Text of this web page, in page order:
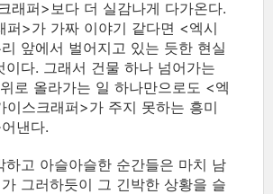
래퍼>보다 더 실감나게 다가온다.
퍼>가 가짜 이야기 같다면 <엑시
앞에서 벌어지고 있는 듯한 현실
이다. 그래서 건물 하나 넘어가는
로 올라가는 일 하나만으로도 <엑
이스크래퍼>가 주지 못하는 흥미
낸다.
하고 아슬아슬한 순간들은 마치 남
그러하듯이 그 긴박한 상황을 슬